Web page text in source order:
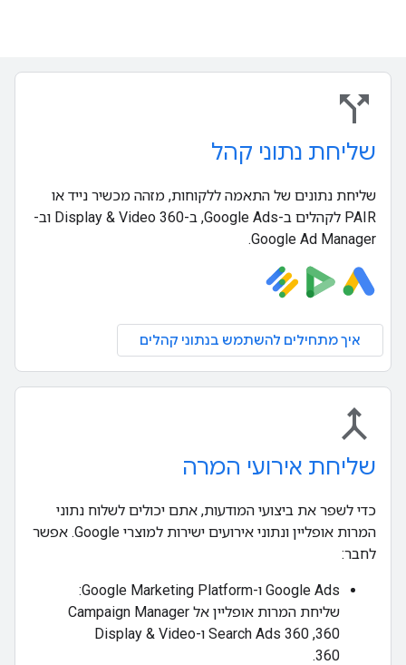
call_split
שליחת נתוני קהל
שליחת נתונים של התאמה ללקוחות, מזהה מכשיר נייד או
PAIR לקהלים ב-Google Ads, ב-Display & Video 360 וב-
Google Ad Manager.
איך מתחילים להשתמש בנתוני קהלים
merge
שליחת אירועי המרה
כדי לשפר את ביצועי המודעות, אתם יכולים לשלוח נתוני
המרות אופליין ונתוני אירועים ישירות למוצרי Google. אפשר
לחבר:
‫Google Ads ו-Google Marketing Platform:
שליחת המרות אופליין אל Campaign Manager
360,‏ Search Ads 360 ו-Display & Video
360.